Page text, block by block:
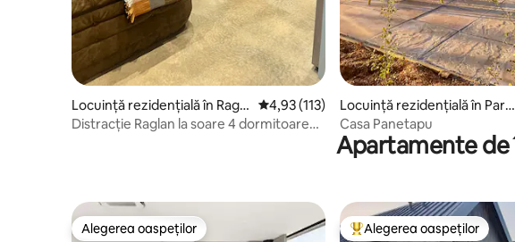
Locuință rezidențială în Ragla
n
Scor mediu de 4,93 din 5, 113 recenzii
4,93 (113)
Distracție Raglan la soare 4 dormitoare
Locuință rezidențială în Para
wera
Casa Panetapu
Apartamente
Alegerea oaspeților
Alegerea oaspeților Locuință din topul
Alegerea oaspeților